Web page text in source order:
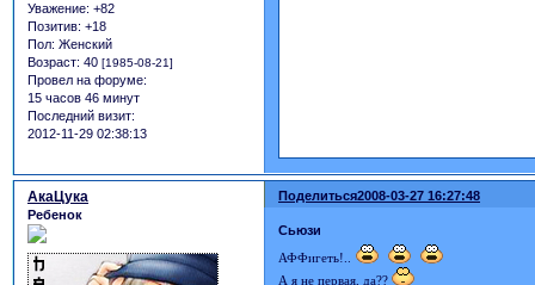
Уважение: +82
Позитив: +18
Пол: Женский
Возраст: 40 [1985-08-21]
Провел на форуме:
15 часов 46 минут
Последний визит:
2012-11-29 02:38:13
Поделиться2008-03-27 16:27:48
АкаЦука
Ребенок
Сьюзи
АФФигеть!..
А я не первая, да??